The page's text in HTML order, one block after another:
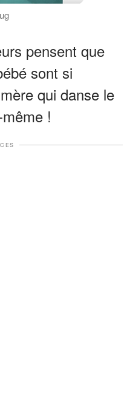
pensent que
sont si
qui danse le
!